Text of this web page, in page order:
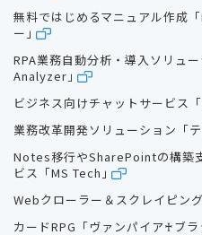
無料ではじめるマニュアル作成
ー」
RPA業務自動分析・導入ソリュ
Analyzer」
ビジネス向けチャットサービス
業務改革開発ソリューション「
Notes移行やSharePointの構築
ビス「MS Tech」
Webクローラー＆スクレイピン
カードRPG「ヴァンパイア♰ブ